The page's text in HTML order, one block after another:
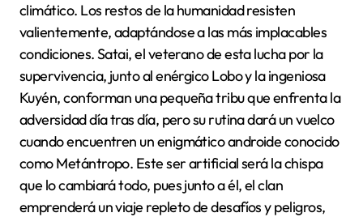
climático. Los restos de la humanidad resisten
valientemente, adaptándose a las más implacables
condiciones. Satai, el veterano de esta lucha por la
supervivencia, junto al enérgico Lobo y la ingeniosa
Kuyén, conforman una pequeña tribu que enfrenta la
adversidad día tras día, pero su rutina dará un vuelco
cuando encuentren un enigmático androide conocido
como Metántropo. Este ser artificial será la chispa
que lo cambiará todo, pues junto a él, el clan
emprenderá un viaje repleto de desafíos y peligros,